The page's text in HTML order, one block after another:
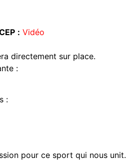
: Vidéo
directement sur place.
:
:
pour ce sport qui nous unit.